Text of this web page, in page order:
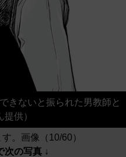
きないと振られた男教師と
供）
。画像（10/60）
次の写真 ↓